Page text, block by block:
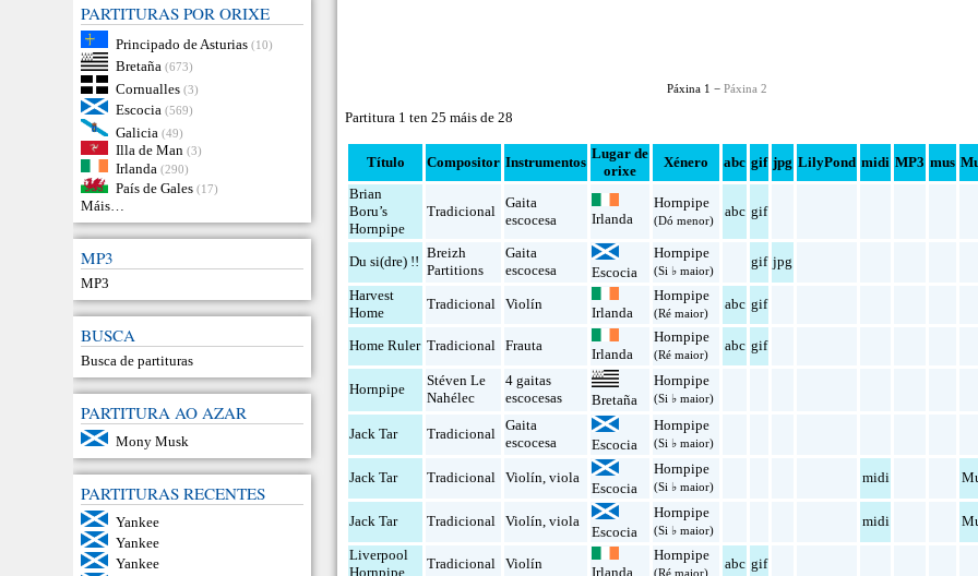
PARTITURAS POR ORIXE
Principado de Asturias (10)
Bretaña (673)
Cornualles (3)
Escocia (569)
Galicia (49)
Illa de Man (3)
Irlanda (290)
País de Gales (17)
Máis…
MP3
MP3
BUSCA
Busca de partituras
PARTITURA AO AZAR
Mony Musk
PARTITURAS RECENTES
Yankee
Yankee
Yankee
Páxina 1 −Páxina 2
Partitura 1 ten 25 máis de 28
Título Compositor Instrumentos
Lugar de
orixe
Xénero abc gif jpg LilyPond midi MP3 mus
Brian
Boru’s
Hornpipe
Tradicional
Gaita
escocesa
Irlanda
Hornpipe
(Dó menor)
abc gif
Du si(dre) !!
Breizh
Partitions
Gaita
escocesa
Escocia
Hornpipe
(Si ♭ maior)
gif jpg
Harvest
Home
Tradicional Violín
Irlanda
Hornpipe
(Ré maior)
abc gif
Home Ruler Tradicional Frauta
Irlanda
Hornpipe
(Ré maior)
abc gif
Hornpipe
Stéven Le
Nahélec
4 gaitas
escocesas
Bretaña
Hornpipe
(Si ♭ maior)
Jack Tar Tradicional
Gaita
escocesa
Escocia
Hornpipe
(Si ♭ maior)
Jack Tar Tradicional Violín ,viola
Escocia
Hornpipe
(Si ♭ maior)
midi
Jack Tar Tradicional Violín ,viola
Escocia
Hornpipe
(Si ♭ maior)
midi
Liverpool
Hornpipe
Tradicional Violín
Irlanda
Hornpipe
(Ré maior)
abc gif